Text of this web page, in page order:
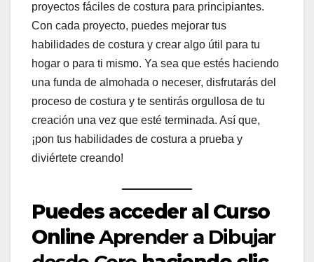
proyectos fáciles de costura para principiantes.
Con cada proyecto, puedes mejorar tus
habilidades de costura y crear algo útil para tu
hogar o para ti mismo. Ya sea que estés haciendo
una funda de almohada o neceser, disfrutarás del
proceso de costura y te sentirás orgullosa de tu
creación una vez que esté terminada. Así que,
¡pon tus habilidades de costura a prueba y
diviértete creando!
Puedes acceder al Curso
OnlineAprender a Dibujar